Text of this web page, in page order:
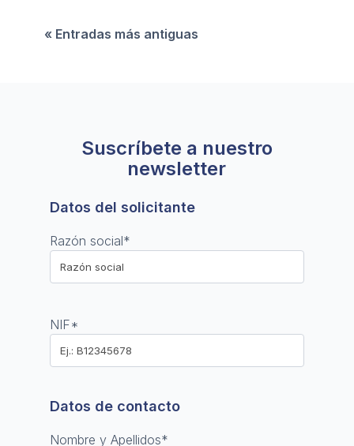
« Entradas más antiguas
Suscríbete a nuestro
newsletter
Datos del solicitante
Razón social*
NIF*
Datos de contacto
Nombre y Apellidos*